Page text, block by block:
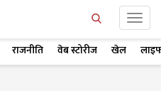
राजनीति वेब स्टोरीज खेल